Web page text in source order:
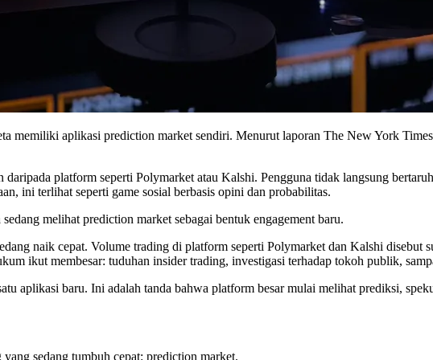
memiliki aplikasi prediction market sendiri. Menurut laporan The New York
platform seperti Polymarket atau Kalshi. Pengguna tidak langsung
ini terlihat seperti game sosial berbasis opini dan probabilitas.
melihat prediction market sebagai bentuk engagement baru.
naik cepat. Volume trading di platform seperti Polymarket dan Kalshi disebut
ikut membesar: tuduhan insider trading, investigasi terhadap tokoh publik,
aplikasi baru. Ini adalah tanda bahwa platform besar mulai melihat prediksi,
sedang tumbuh cepat: prediction market.